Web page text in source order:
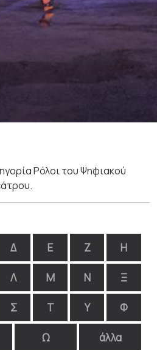
Ρόλοι του Ψηφιακού
Δ Ε Ζ Η
Λ Μ Ν Ξ
Σ Τ Υ Φ
Ω άλλα